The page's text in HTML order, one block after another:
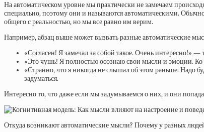
На автоматическом уровне мы практически не замечаем
специально, поэтому они и называются автоматическими.
общего с реальностью, но мы все равно им верим.
Например, абзац выше может вызвать разные автоматические
«Согласен! Я замечал за собой такое. Очень
«Это чушь! Я полностью осознаю свои мысли и эмоции.
«Странно, что я никогда не слышал об этом раньше. Надо
задуматься.
Интересно то, что даже если мы задумываемся о них, и они
Откуда возникают автоматические мысли? Почему у разных